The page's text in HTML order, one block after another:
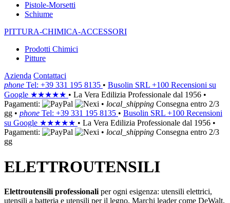
Pistole-Morsetti
Schiume
PITTURA-CHIMICA-ACCESSORI
Prodotti Chimici
Pitture
Azienda Contattaci
phone Tel: +39 331 195 8135 • Busolin SRL +100 Recensioni su
Google ★★★★★ • La Vera Edilizia Professionale dal 1956 •
Pagamenti:
• local_shipping Consegna entro 2/3
gg • phone Tel: +39 331 195 8135 • Busolin SRL +100 Recensioni
su Google ★★★★★ • La Vera Edilizia Professionale dal 1956 •
Pagamenti:
• local_shipping Consegna entro 2/3
gg
ELETTROUTENSILI
Elettroutensili professionali per ogni esigenza: utensili elettrici,
utensili a batteria e utensili per il legno. Marchi leader come DeWalt,